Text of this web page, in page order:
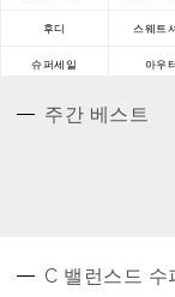
후디 스웨트
슈퍼세일 아우
주간 베스트
C 밸런스드 수